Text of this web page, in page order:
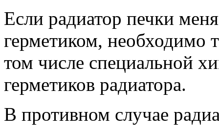
Если радиатор печки
герметиком, необходимо
том числе специальной
герметиков радиатора.
В противном случае